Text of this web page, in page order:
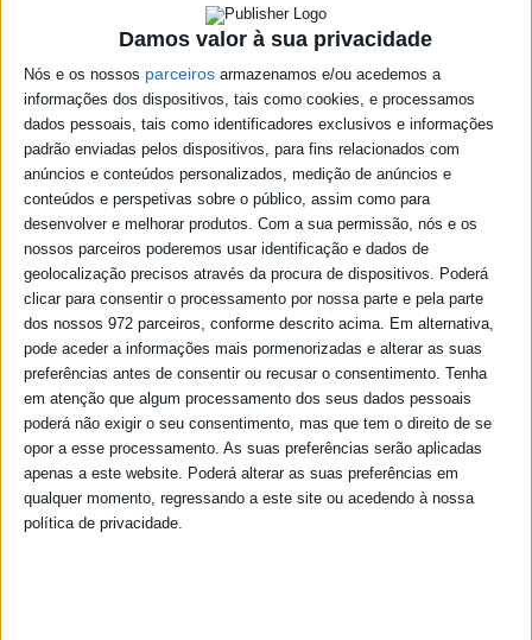
Damos valor à sua privacidade
Nós e os nossos parceiros armazenamos e/ou acedemos a
informações dos dispositivos, tais como cookies, e processamos
dados pessoais, tais como identificadores exclusivos e informações
padrão enviadas pelos dispositivos, para fins relacionados com
anúncios e conteúdos personalizados, medição de anúncios e
conteúdos e perspetivas sobre o público, assim como para
desenvolver e melhorar produtos. Com a sua permissão, nós e os
nossos parceiros poderemos usar identificação e dados de
geolocalização precisos através da procura de dispositivos. Poderá
clicar para consentir o processamento por nossa parte e pela parte
dos nossos 972 parceiros, conforme descrito acima. Em alternativa,
pode aceder a informações mais pormenorizadas e alterar as suas
preferências antes de consentir ou recusar o consentimento. Tenha
em atenção que algum processamento dos seus dados pessoais
poderá não exigir o seu consentimento, mas que tem o direito de se
opor a esse processamento. As suas preferências serão aplicadas
apenas a este website. Poderá alterar as suas preferências em
qualquer momento, regressando a este site ou acedendo à nossa
política de privacidade.